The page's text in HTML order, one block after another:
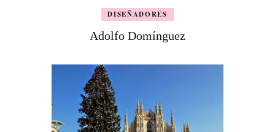
DISEÑADORES
Adolfo Domínguez